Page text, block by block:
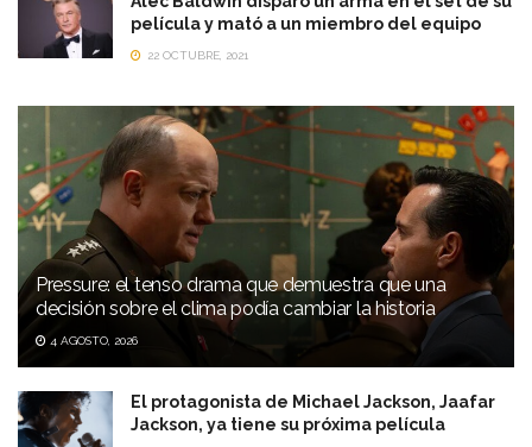
película y mató a un miembro del equipo
22 OCTUBRE, 2021
Pressure: el tenso drama que demuestra que una
decisión sobre el clima podía cambiar la historia
4 AGOSTO, 2026
El protagonista de Michael Jackson, Jaafar
Jackson, ya tiene su próxima película